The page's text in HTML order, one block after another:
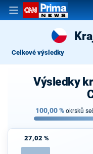
Celkové výsledky
Výsledky
100,00% okrsků
27,02 %